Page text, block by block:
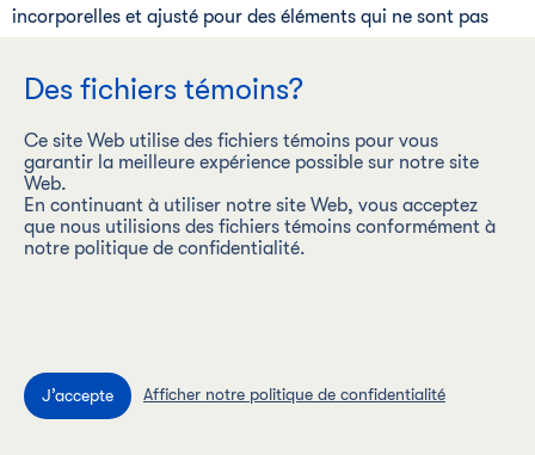
incorporelles et ajusté pour des éléments qui ne sont pas
courantes de l'entreprise et des éléments pour lesquels
l'incidence économique des opérations se reflétera dans le
résultat des périodes ultérieures lorsque l'actif sous-jacent
sera vendu ou transféré. Le tableau suivant présente un
rapprochement du résultat net présenté aux termes des IFRS
dans les états consolidés des résultats audités et du BAIIA
ajusté pour les trimestres et les exercices clos le
liquidités, ce qui comprend le programme d'investissement
en capital de la société.
Des fichiers témoins?
Ce site Web utilise des fichiers témoins pour vous
garantir la meilleure expérience possible sur notre site
Web.
En continuant à utiliser notre site Web, vous acceptez
que nous utilisions des fichiers témoins conformément à
notre politique de confidentialité.
Afficher notre politique de confidentialité